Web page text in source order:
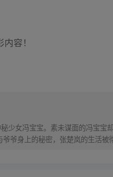
容！
少女冯宝宝。素未谋面的冯宝宝
爷身上的秘密，张楚岚的生活被